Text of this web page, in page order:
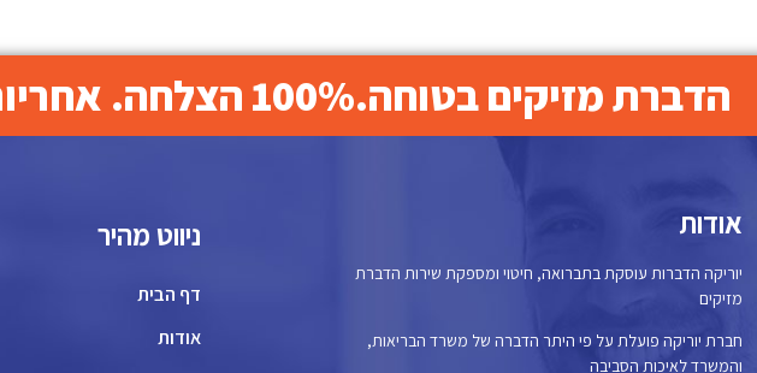
הדברת מזיקים בטוחה.100% הצלחה. אחריות לכל טיפול.
אודות
יוריקה הדברות עוסקת בתברואה, חיטוי ומספקת שירות הדברת
מזיקים
חברת יוריקה פועלת על פי היתר הדברה של משרד הבריאות,
והמשרד לאיכות הסביבה
ניווט מהיר
דף הבית
אודות